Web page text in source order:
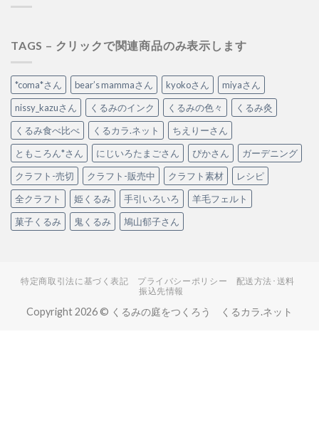
TAGS – クリックで関連商品のみ表示します
*coma*さん bear’s mammaさん kyokoさん
miyaさん
nissy_kazuさん
くるみのインク くるみの色々
くるみ灸
くるみ食べ比べ
くるカラ.ネット
ちえりーさん
ともころん*さん
にじいろたまごさん ぴかさん
ガーデニング
クラフト-売切
クラフト-販売中 クラフト素材
レシピ
全クラフト
姫くるみ 手引いろいろ
羊毛フェルト
菓子くるみ
鬼くるみ 鳩山郁子さん
特定商取引法に基づく表記 プライバシーポリシー
配送方法･送料
振込先情報
Copyright 2026 © くるみの庭をつくろう くるカラ.ネット